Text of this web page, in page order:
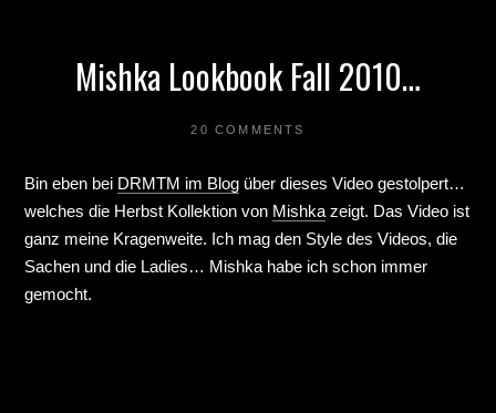
Mishka Lookbook Fall 2010…
20 COMMENTS
Bin eben bei DRMTM im Blog über dieses Video gestolpert…
welches die Herbst Kollektion von Mishka zeigt. Das Video ist
ganz meine Kragenweite. Ich mag den Style des Videos, die
Sachen und die Ladies… Mishka habe ich schon immer
gemocht.